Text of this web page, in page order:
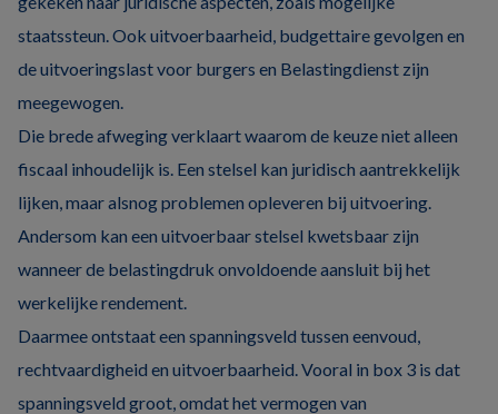
staatssteun. Ook uitvoerbaarheid, budgettaire gevolgen en
de uitvoeringslast voor burgers en Belastingdienst zijn
meegewogen.
Die brede afweging verklaart waarom de keuze niet alleen
fiscaal inhoudelijk is. Een stelsel kan juridisch aantrekkelijk
lijken, maar alsnog problemen opleveren bij uitvoering.
Andersom kan een uitvoerbaar stelsel kwetsbaar zijn
wanneer de belastingdruk onvoldoende aansluit bij het
werkelijke rendement.
Daarmee ontstaat een spanningsveld tussen eenvoud,
rechtvaardigheid en uitvoerbaarheid. Vooral in box 3 is dat
spanningsveld groot, omdat het vermogen van